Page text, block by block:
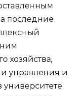
последние
хозяйства,
управления и
университете